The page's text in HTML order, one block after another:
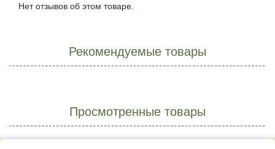
Нет отзывов об этом товаре.
Рекомендуемые товары
Просмотренные товары